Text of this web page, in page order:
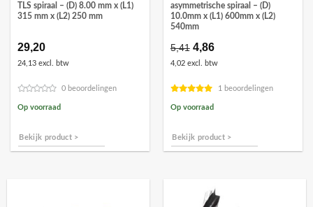
TLS spiraal – (D) 8.00 mm x (L1)
315 mm x (L2) 250 mm
29,20
24,13 excl. btw
0 beoordelingen
Op voorraad
Bekijk product >
asymmetrische spiraal – (D)
10.0mm x (L1) 600mm x (L2)
540mm
5,41 Oorspronkelijke
prijs
was:
4,86Huidige
is:
4,02 excl. btw
1 beoordelingen
Op voorraad
Bekijk product >